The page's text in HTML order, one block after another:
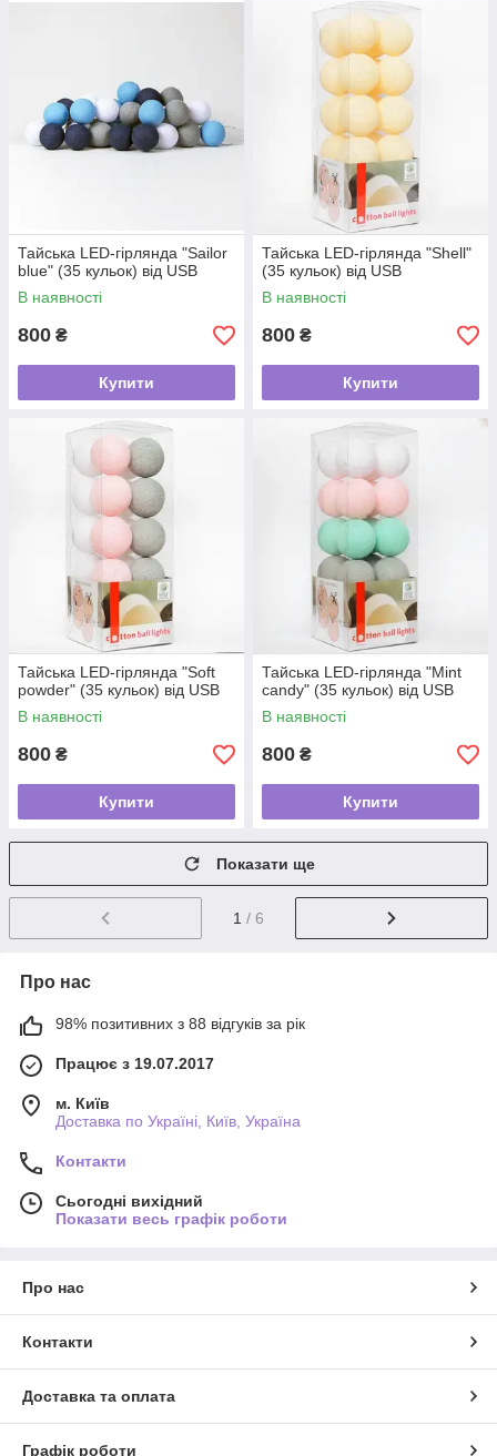
Тайська LED-гірлянда "Sailor
blue" (35 кульок) від USB
В наявності
800 ₴
Купити
Тайська LED-гірлянда "Shell"
(35 кульок) від USB
В наявності
800 ₴
Купити
Тайська LED-гірлянда "Soft
powder" (35 кульок) від USB
В наявності
800 ₴
Купити
Тайська LED-гірлянда "Mint
candy" (35 кульок) від USB
В наявності
800 ₴
Купити
Показати ще
1 / 6
Про нас
98% позитивних з 88 відгуків за рік
Працює з 19.07.2017
м. Київ
Доставка по Україні, Київ, Україна
Контакти
Сьогодні вихідний
Показати весь графік роботи
Про нас
Контакти
Доставка та оплата
Графік роботи